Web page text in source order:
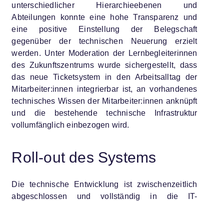
unterschiedlicher Hierarchieebenen und
Abteilungen konnte eine hohe Transparenz und
eine positive Einstellung der Belegschaft
gegenüber der technischen Neuerung erzielt
werden. Unter Moderation der Lernbegleiterinnen
des Zukunftszentrums wurde sichergestellt, dass
das neue Ticketsystem in den Arbeitsalltag der
Mitarbeiter:innen integrierbar ist, an vorhandenes
technisches Wissen der Mitarbeiter:innen anknüpft
und die bestehende technische Infrastruktur
vollumfänglich einbezogen wird.
Roll-out des Systems
Die technische Entwicklung ist zwischenzeitlich
abgeschlossen und vollständig in die IT-